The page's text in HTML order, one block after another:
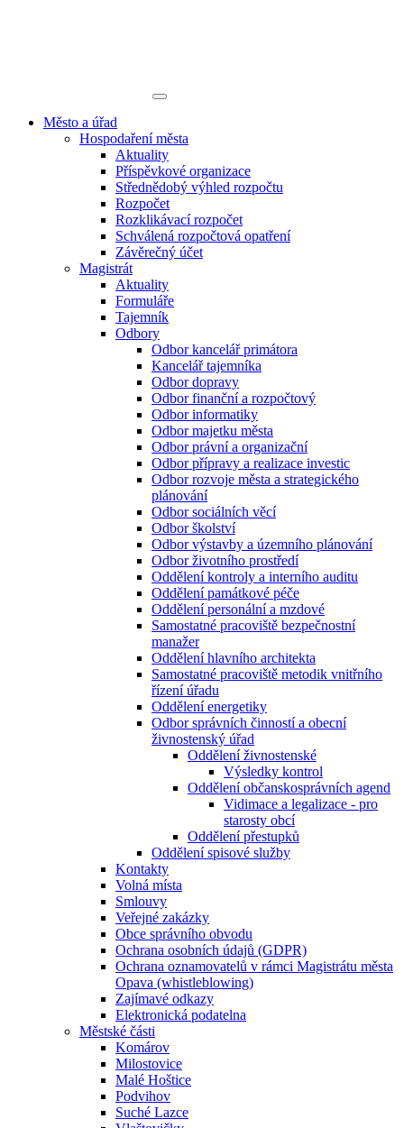
Město a úřad
Hospodaření města
Aktuality
Příspěvkové organizace
Střednědobý výhled rozpočtu
Rozpočet
Rozklikávací rozpočet
Schválená rozpočtová opatření
Závěrečný účet
Magistrát
Aktuality
Formuláře
Tajemník
Odbory
Odbor kancelář primátora
Kancelář tajemníka
Odbor dopravy
Odbor finanční a rozpočtový
Odbor informatiky
Odbor majetku města
Odbor právní a organizační
Odbor přípravy a realizace investic
Odbor rozvoje města a strategického
plánování
Odbor sociálních věcí
Odbor školství
Odbor výstavby a územního plánování
Odbor životního prostředí
Oddělení kontroly a interního auditu
Oddělení památkové péče
Oddělení personální a mzdové
Samostatné pracoviště bezpečnostní
manažer
Oddělení hlavního architekta
Samostatné pracoviště metodik vnitřního
řízení úřadu
Oddělení energetiky
Odbor správních činností a obecní
živnostenský úřad
Oddělení živnostenské
Výsledky kontrol
Oddělení občanskosprávních agend
Vidimace a legalizace - pro
starosty obcí
Oddělení přestupků
Oddělení spisové služby
Kontakty
Volná místa
Smlouvy
Veřejné zakázky
Obce správního obvodu
Ochrana osobních údajů (GDPR)
Ochrana oznamovatelů v rámci Magistrátu města
Opava (whistleblowing)
Zajímavé odkazy
Elektronická podatelna
Městské části
Komárov
Milostovice
Malé Hoštice
Podvihov
Suché Lazce